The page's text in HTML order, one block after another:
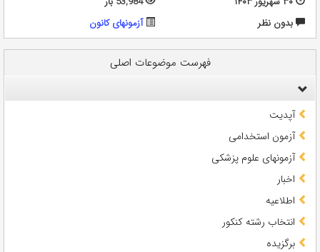
بدون نظر
آزمونهای کانون
فهرست موضوعات اصلی
آپدیت
آزمون استخدامی
آزمونهای علوم پزشکی
اخبار
اطلاعیه
انتخاب رشته کنکور
برگزیده